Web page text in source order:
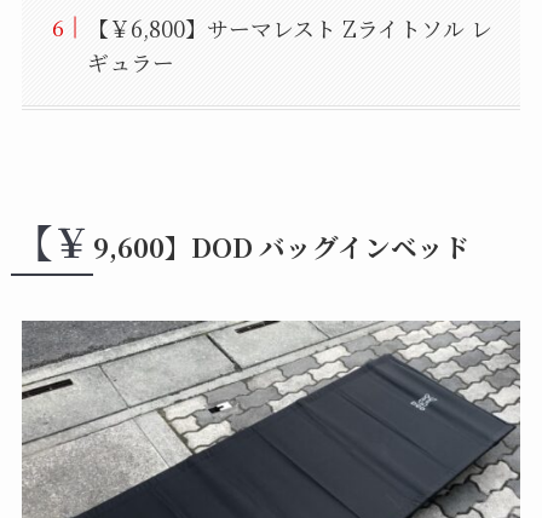
【￥6,800】サーマレスト Zライトソル レ
ギュラー
【￥ 9,600】DOD バッグインベッド